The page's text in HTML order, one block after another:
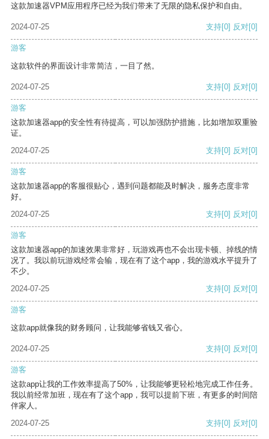
这款加速器VPM应用程序已经为我们带来了无限的隐私保护和自由。
2024-07-25 支持[0] 反对[0]
游客
这款软件的界面设计非常简洁，一目了然。
2024-07-25 支持[0] 反对[0]
游客
这款加速器app的安全性有待提高，可以加强防护措施，比如增加双重验
证。
2024-07-25
支持[0] 反对[0]
游客
这款加速器app的客服很贴心，遇到问题都能及时解决，服务态度非常
好。
2024-07-25
支持[0] 反对[0]
游客
这款加速器app的加速效果非常好，玩游戏再也不会出现卡顿、掉线的情
况了。我以前玩游戏经常会输，现在有了这个app，我的游戏水平提升了
不少。
2024-07-25
支持[0] 反对[0]
游客
这款app就像我的财务顾问，让我能够省钱又省心。
2024-07-25 支持[0] 反对[0]
游客
这款app让我的工作效率提高了50%，让我能够更轻松地完成工作任务。
我以前经常加班，现在有了这个app，我可以提前下班，有更多的时间陪
伴家人。
2024-07-25
支持[0] 反对[0]